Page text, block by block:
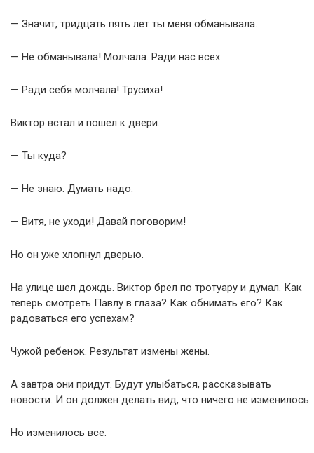
— Значит, тридцать пять лет ты меня обманывала.
— Не обманывала! Молчала. Ради нас всех.
— Ради себя молчала! Трусиха!
Виктор встал и пошел к двери.
— Ты куда?
— Не знаю. Думать надо.
— Витя, не уходи! Давай поговорим!
Но он уже хлопнул дверью.
На улице шел дождь. Виктор брел по тротуару и думал. Как
теперь смотреть Павлу в глаза? Как обнимать его? Как
радоваться его успехам?
Чужой ребенок. Результат измены жены.
А завтра они придут. Будут улыбаться, рассказывать
новости. И он должен делать вид, что ничего не изменилось.
Но изменилось все.